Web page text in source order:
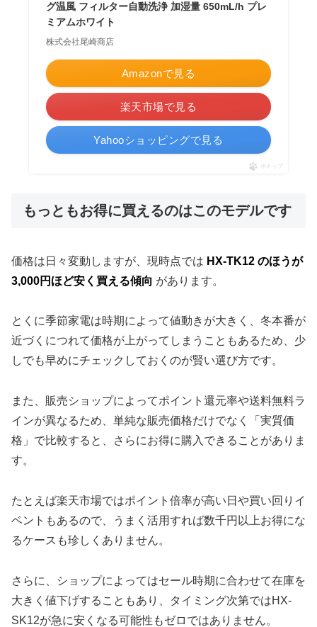
グ温風 フィルター自動洗浄 加湿量 650mL/h プレ
ミアムホワイト
株式会社尾崎商店
Amazonで見る
楽天市場で見る
Yahooショッピングで見る
ポチップ
もっともお得に買えるのはこのモデルです
価格は日々変動しますが、現時点では HX-TK12 のほうが
3,000円ほど安く買える傾向 があります。
とくに季節家電は時期によって値動きが大きく、冬本番が
近づくにつれて価格が上がってしまうこともあるため、少
しでも早めにチェックしておくのが賢い選び方です。
また、販売ショップによってポイント還元率や送料無料ラ
インが異なるため、単純な販売価格だけでなく「実質価
格」で比較すると、さらにお得に購入できることがありま
す。
たとえば楽天市場ではポイント倍率が高い日や買い回りイ
ベントもあるので、うまく活用すれば数千円以上お得にな
るケースも珍しくありません。
さらに、ショップによってはセール時期に合わせて在庫を
大きく値下げすることもあり、タイミング次第ではHX-
SK12が急に安くなる可能性もゼロではありません。